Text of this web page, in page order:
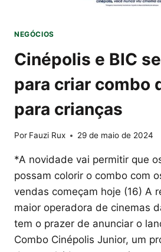
NEGÓCIOS
Cinépolis e BIC
para criar combo
para crianças
Por Fauzi Rux 29 de maio de 2024
*A novidade vai permitir que
possam colorir o combo com
vendas começam hoje (16) A
maior operadora de cinemas
tem o prazer de anunciar o
Combo Cinépolis Junior, um